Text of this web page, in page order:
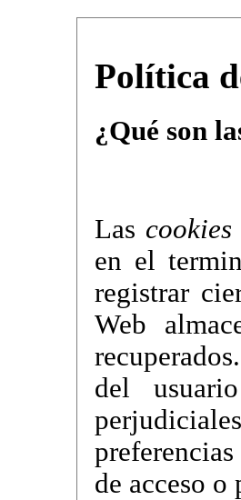
Política
¿Qué son
Las cookies
en el
registrar
Web
del
de acceso